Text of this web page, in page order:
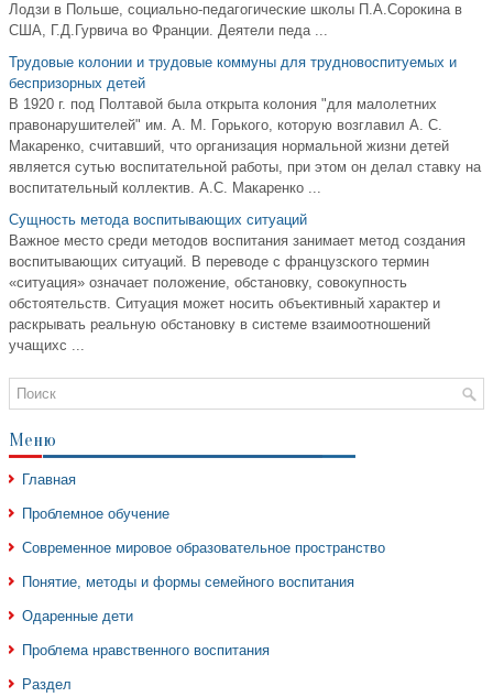
Лодзи в Польше, социально-педагогические школы П.А.Сорокина в
США, Г.Д.Гурвича во Франции. Деятели педа ...
Трудовые колонии и трудовые коммуны для трудновоспитуемых и
беспризорных детей
В 1920 г. под Полтавой была открыта колония "для малолетних
правонарушителей" им. А. М. Горького, которую возглавил А. С.
Макаренко, считавший, что организация нормальной жизни детей
является сутью воспитательной работы, при этом он делал ставку на
воспитательный коллектив. А.С. Макаренко ...
Сущность метода воспитывающих ситуаций
Важное место среди методов воспитания занимает метод создания
воспитывающих ситуаций. В переводе с французского термин
«ситуация» означает положение, обстановку, совокупность
обстоятельств. Ситуация может носить объективный характер и
раскрывать реальную обстановку в системе взаимоотношений
учащихс ...
Меню
Главная
Проблемное обучение
Современное мировое образовательное пространство
Понятие, методы и формы семейного воспитания
Одаренные дети
Проблема нравственного воспитания
Раздел